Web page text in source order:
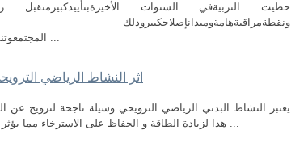
حظيت التربيةفي السنوات
ونقطةمراقبةهامةوميدانإصلاحكبيروذلك
المجتمعوتنفيذخططهوأهدافهوتشكيلالشخصيةالفرديةوالاجتماعيةتشكيلا ...
اثر النشاط الرياضي
يعنبر النشاط البدني الرياضي الترويحي وسيلة ناجحة لترويج عن
هذا لزيادة الطاقة و الحفاظ على الاسترخاء مما يؤثر ايجابا على مستوى هدوء الفرد المعوق و للممارسة النشاط ...